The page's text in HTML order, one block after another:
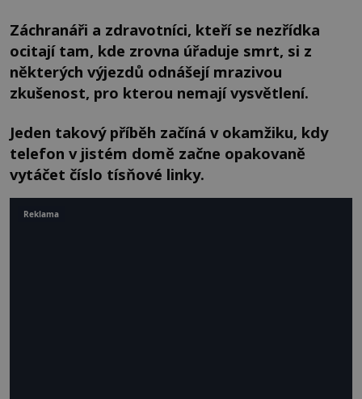
Záchranáři a zdravotníci, kteří se nezřídka
ocitají tam, kde zrovna úřaduje smrt, si z
některých výjezdů odnášejí mrazivou
zkušenost, pro kterou nemají vysvětlení.
Jeden takový příběh začíná v okamžiku, kdy
telefon v jistém domě začne opakovaně
vytáčet číslo tísňové linky.
Reklama